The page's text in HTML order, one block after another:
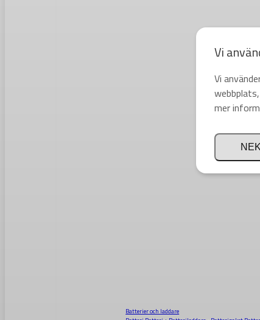
Batterier och laddare
Vi
Vi
mer